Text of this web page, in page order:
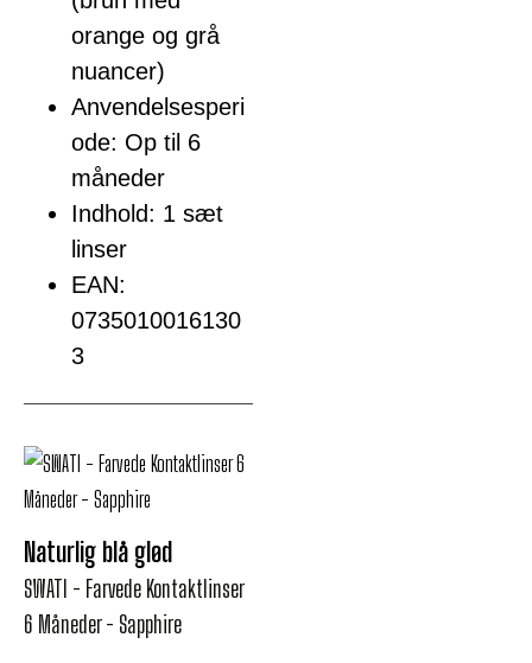
orange og grå
nuancer)
Anvendelsesperi
ode: Op til 6
måneder
Indhold: 1 sæt
linser
EAN:
0735010016130
3
Naturlig blå glød
SWATI - Farvede Kontaktlinser
6 Måneder - Sapphire